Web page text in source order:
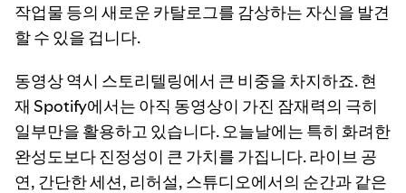
작업물 등의 새로운 카탈로그를 감상하는 자신을 발견
할 수 있을 겁니다.
동영상 역시 스토리텔링에서 큰 비중을 차지하죠. 현
재 Spotify에서는 아직 동영상이 가진 잠재력의 극히
일부만을 활용하고 있습니다. 오늘날에는 특히 화려한
완성도보다 진정성이 큰 가치를 가집니다. 라이브 공
연, 간단한 세션, 리허설, 스튜디오에서의 순간과 같은